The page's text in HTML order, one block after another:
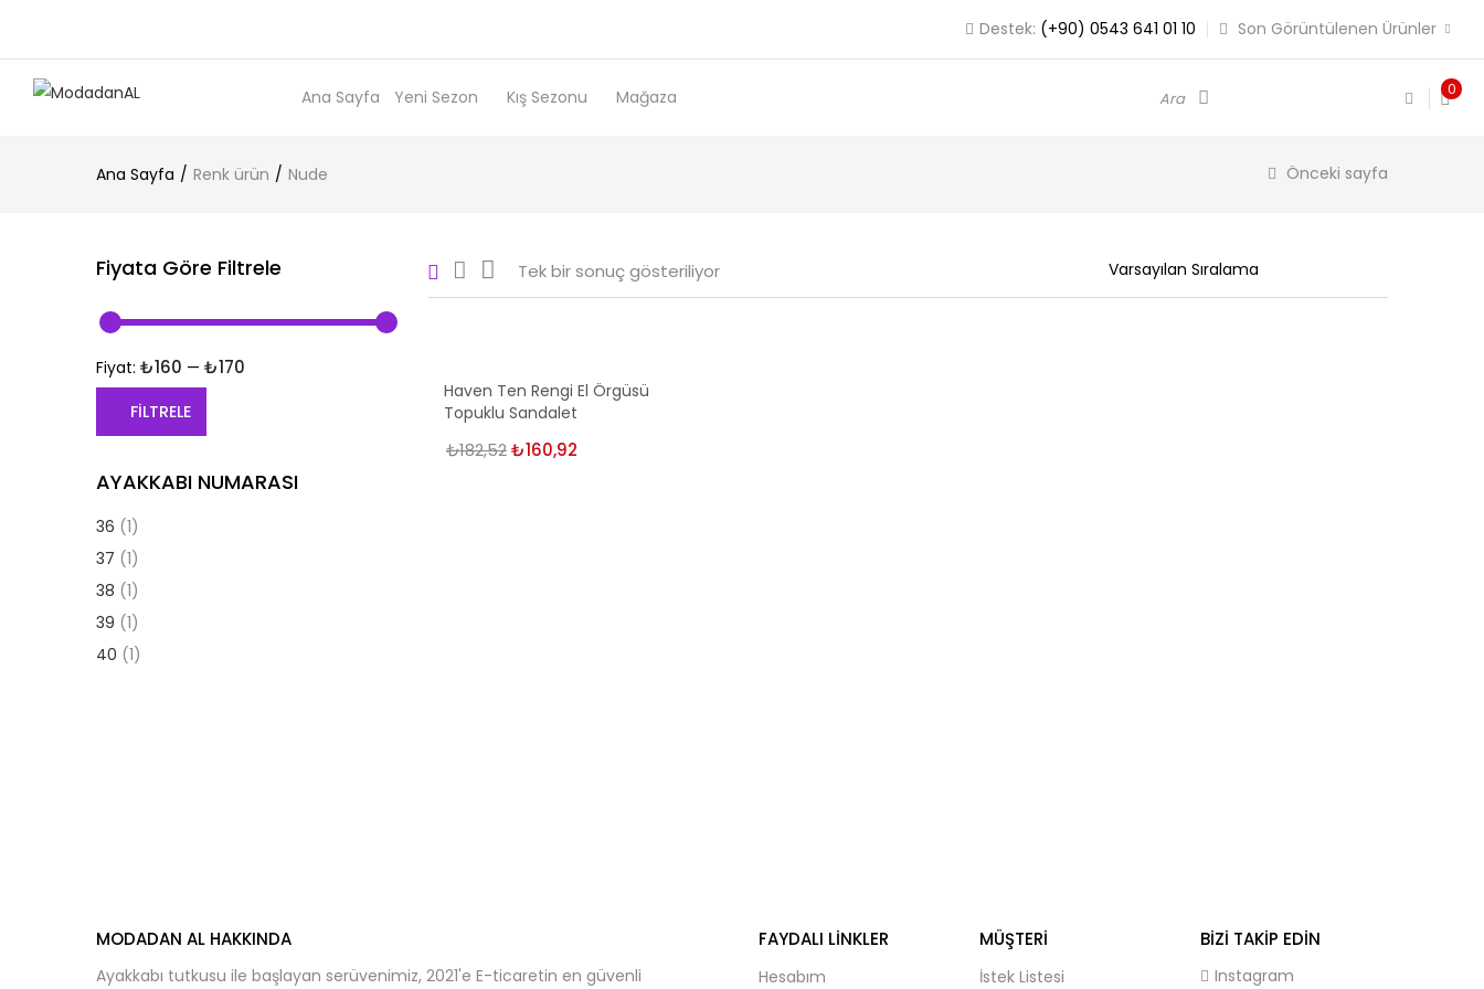
Son Görüntülenen Ürünler
Destek: (+90) 0543 641 01 10
Ana Sayfa Yeni Sezon Kış Sezonu Mağaza Ara 0
Ana Sayfa Renk ürün Nude Önceki sayfa
Tek bir sonuç gösteriliyor
Haven Ten Rengi El Örgüsü
Topuklu Sandalet
₺182,52 Orijinal
₺160,92
Fiyata Göre Filtrele
düşük
fiyat
yüksek
fiyat
FILTRELE
Fiyat: ₺160 — ₺170
AYAKKABI NUMARASI
36 (1)
37 (1)
38 (1)
39 (1)
40 (1)
MODADAN AL HAKKINDA
Ayakkabı tutkusu ile başlayan serüvenimiz, 2021'e E-ticaretin en güvenli
FAYDALI LINKLER
Hesabım
MÜŞTERI
İstek Listesi
BIZI TAKIP EDIN
Instagram